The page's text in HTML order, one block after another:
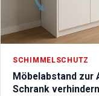
SCHIMMELSCHUTZ
Möbelabstand zur
Schrank verhindern